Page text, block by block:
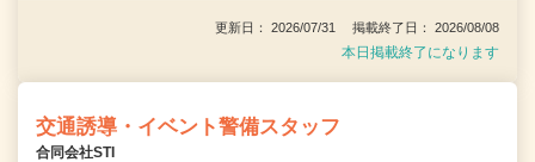
更新日： 2026/07/31 掲載終了日： 2026/08/08
本日掲載終了になります
交通誘導・イベント警備スタッフ
合同会社STI